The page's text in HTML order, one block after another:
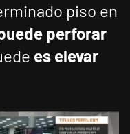
piso en
perforar
es elevar